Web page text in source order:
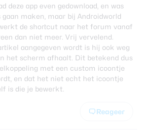
deze app even gedownload, en was
maken, maar bij Androidworld
de shortcut naar het forum vanaf
dan niet meer. Vrij vervelend.
aangegeven wordt is hij ook weg
het scherm afhaalt. Dit betekend dus
met een custom icoontje
en dat het niet echt het icoontje
is die je bewerkt.
Reageer